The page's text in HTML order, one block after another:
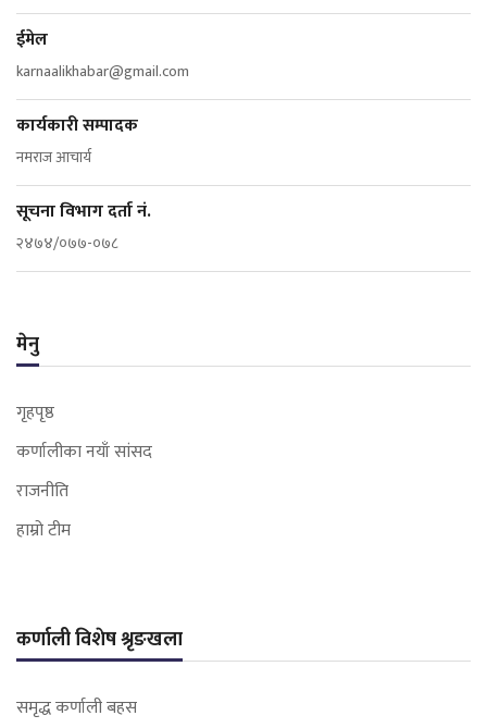
ईमेल
karnaalikhabar@gmail.com
कार्यकारी सम्पादक
नमराज आचार्य
सूचना विभाग दर्ता नं.
२४७४/०७७-०७८
मेनु
गृहपृष्ठ
कर्णालीका नयाँ सांसद
राजनीति
हाम्रो टीम
कर्णाली विशेष श्रृङखला
समृद्ध कर्णाली बहस